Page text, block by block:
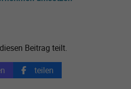
Beitrag teilt.
teilen